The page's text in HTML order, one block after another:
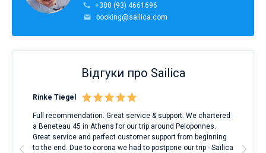
+380 (93) 4661696
booking@sailica.com
Відгуки про Sailica
Rinke Tiegel
Full recommendation. Great service & support. We chartered
a Beneteau 45 in Athens for our trip around Peloponnes.
Great service and perfect customer support from beginning
to the end. Due to corona we had to postpone our trip - Sailica